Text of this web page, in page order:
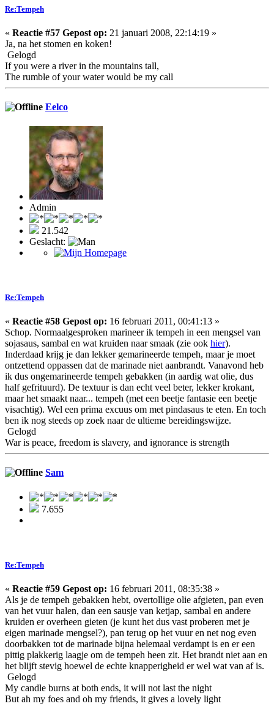
Re:Tempeh
« Reactie #57 Gepost op: 21 januari 2008, 22:14:19 »
Ja, na het stomen en koken!
Gelogd
If you were a river in the mountains tall,
The rumble of your water would be my call
Eelco
Admin
21.542
Geslacht:
Re:Tempeh
« Reactie #58 Gepost op: 16 februari 2011, 00:41:13 »
Schop. Normaalgesproken marineer ik tempeh in een mengsel van
sojasaus, sambal en wat kruiden naar smaak (zie ook hier).
Inderdaad krijg je dan lekker gemarineerde tempeh, maar je moet
ontzettend oppassen dat de marinade niet aanbrandt. Vanavond heb
ik dus ongemarineerde tempeh gebakken (in aardig wat olie, dus
half gefrituurd). De textuur is dan echt veel beter, lekker krokant,
maar het smaakt naar... tempeh (met een beetje fantasie een beetje
visachtig). Wel een prima excuus om met pindasaus te eten. En toch
ben ik nog steeds op zoek naar de ultieme bereidingswijze.
Gelogd
War is peace, freedom is slavery, and ignorance is strength
Sam
7.655
Re:Tempeh
« Reactie #59 Gepost op: 16 februari 2011, 08:35:38 »
Als je de tempeh gebakken hebt, overtollige olie afgieten, pan even
van het vuur halen, dan een sausje van ketjap, sambal en andere
kruiden er overheen gieten (je kunt het dus vast proberen met je
eigen marinade mengsel?), pan terug op het vuur en net nog even
doorbakken tot de marinade bijna helemaal verdampt is en er een
pittig plakkerig laagje om de tempeh heen zit. Het brandt niet aan en
het blijft stevig hoewel de echte knapperigheid er wel wat van af is.
Gelogd
My candle burns at both ends, it will not last the night
But ah my foes and oh my friends, it gives a lovely light